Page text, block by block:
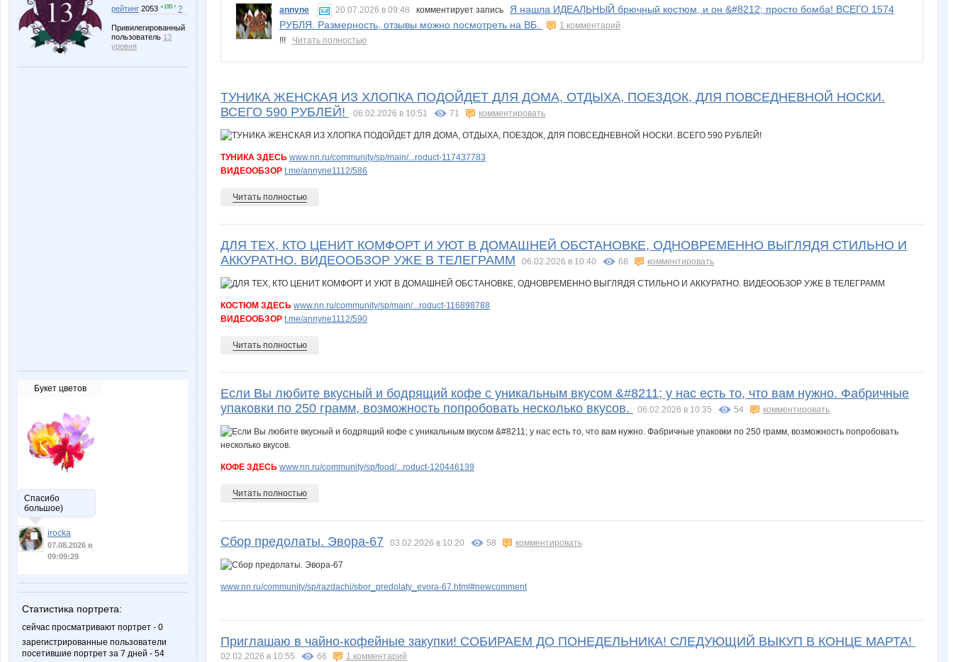
рейтинг 2053 +195 ↑ ?
Привилегированный
пользователь 13
уровня
Букет цветов
Спасибо
большое)
irocka
07.08.2026 в
09:09:29
Статистика портрета:
сейчас просматривают портрет - 0
зарегистрированные пользователи
посетившие портрет за 7 дней - 54
annyne 20.07.2026 в 09:48 комментирует запись Я нашла ИДЕАЛЬНЫЙ брючный костюм, и он &#8212; просто бомба! ВСЕГО 1574
РУБЛЯ. Размерность, отзывы можно посмотреть на ВБ.
1 комментарий
!!! Читать полностью
ТУНИКА ЖЕНСКАЯ ИЗ ХЛОПКА ПОДОЙДЕТ ДЛЯ ДОМА, ОТДЫХА, ПОЕЗДОК, ДЛЯ ПОВСЕДНЕВНОЙ НОСКИ.
ВСЕГО 590 РУБЛЕЙ!
06.02.2026 в 10:51 71 комментировать
ТУНИКА ЗДЕСЬ www.nn.ru/community/sp/main/...roduct-117437783
ВИДЕООБЗОР t.me/annyne1112/586
Читать полностью
ДЛЯ ТЕХ, КТО ЦЕНИТ КОМФОРТ И УЮТ В ДОМАШНЕЙ ОБСТАНОВКЕ, ОДНОВРЕМЕННО ВЫГЛЯДЯ СТИЛЬНО И
АККУРАТНО. ВИДЕООБЗОР УЖЕ В ТЕЛЕГРАММ
06.02.2026 в 10:40 68 комментировать
КОСТЮМ ЗДЕСЬ www.nn.ru/community/sp/main/...roduct-116898788
ВИДЕООБЗОР t.me/annyne1112/590
Читать полностью
Если Вы любите вкусный и бодрящий кофе с уникальным вкусом &#8211; у нас есть то, что вам нужно. Фабричные
упаковки по 250 грамм, возможность попробовать несколько вкусов.
06.02.2026 в 10:35 54 комментировать
КОФЕ ЗДЕСЬ www.nn.ru/community/sp/food/...roduct-120446139
Читать полностью
Сбор предолаты. Эвора-67 03.02.2026 в 10:20 58 комментировать
www.nn.ru/community/sp/razdachi/sbor_predolaty_evora-67.html#newcomment
Приглашаю в чайно-кофейные закупки! СОБИРАЕМ ДО ПОНЕДЕЛЬНИКА! СЛЕДУЮЩИЙ ВЫКУП В КОНЦЕ МАРТА!
02.02.2026 в 10:55 66 1 комментарий